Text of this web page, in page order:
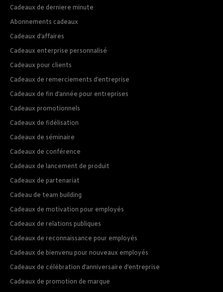
Cadeaux de derniere minute
Abonnements cadeaux
Cadeaux d’affaires
Cadeaux enterprise personnalisé
Cadeaux pour clients
Cadeaux de remerciements d’entreprise
Cadeaux de fin d’année pour entreprises
Cadeaux promotionnels
Cadeaux de fidélisation
Cadeaux de séminaire
Cadeaux de conférence
Cadeaux de lancement de produit
Cadeaux de partenariat
Cadeau de team building
Cadeaux de motivation pour employés
Cadeaux de relations publiques
Cadeaux de reconnaissance pour employés
Cadeaux de bienvenu pour nouveaux employés
Cadeaux de célébration d’anniversaire d’entreprise
Cadeaux de promotion de marque